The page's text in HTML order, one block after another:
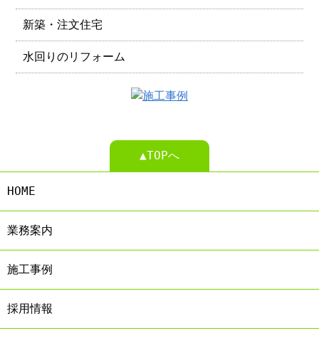
新築・注文住宅
水回りのリフォーム
▲TOPへ
HOME
業務案内
施工事例
採用情報